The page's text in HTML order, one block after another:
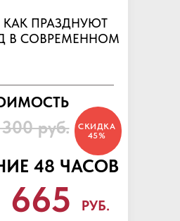
СКИДКА
45%
665 РУБ.
КАК ПРАЗДНУЮТ
В СОВРЕМЕННОМ
руб.
48 ЧАСОВ